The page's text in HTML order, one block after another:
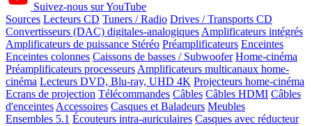
Suivez-nous sur YouTube
Sources Lecteurs CD Tuners / Radio Drives / Transports CD
Convertisseurs (DAC) digitales-analogiques Amplificateurs intégrés
Amplificateurs de puissance Stéréo Préamplificateurs Enceintes
Enceintes colonnes Caissons de basses / Subwoofer Home-cinéma
Préamplificateurs processeurs Amplificateurs multicanaux home-
cinéma Lecteurs DVD, Blu-ray, UHD 4K Projecteurs home-cinéma
Ecrans de projection Télécommandes Câbles Câbles HDMI Câbles
d'enceintes Accessoires Casques et Baladeurs Meubles
Ensembles 5.1 Écouteurs intra-auriculaires Casques avec réducteur